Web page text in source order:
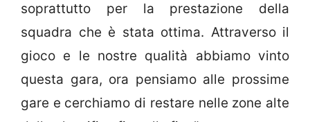
soprattutto per la prestazione della
squadra che è stata ottima. Attraverso il
gioco e le nostre qualità abbiamo vinto
questa gara, ora pensiamo alle prossime
gare e cerchiamo di restare nelle zone alte